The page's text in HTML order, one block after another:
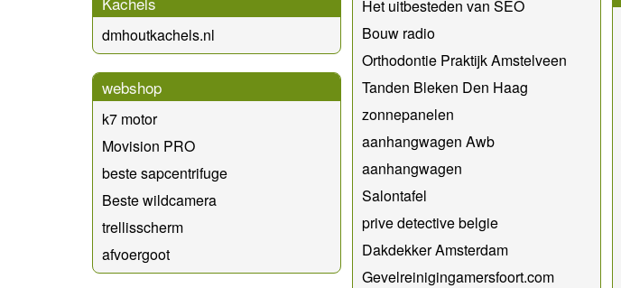
dmhoutkachels.nl
webshop
k7 motor
Movision PRO
beste sapcentrifuge
Beste wildcamera
trellisscherm
afvoergoot
Het uitbesteden van SEO
Bouw radio
Orthodontie Praktijk Amstelveen
Tanden Bleken Den Haag
zonnepanelen
aanhangwagen Awb
aanhangwagen
Salontafel
prive detective belgie
Dakdekker Amsterdam
Gevelreinigingamersfoort.com